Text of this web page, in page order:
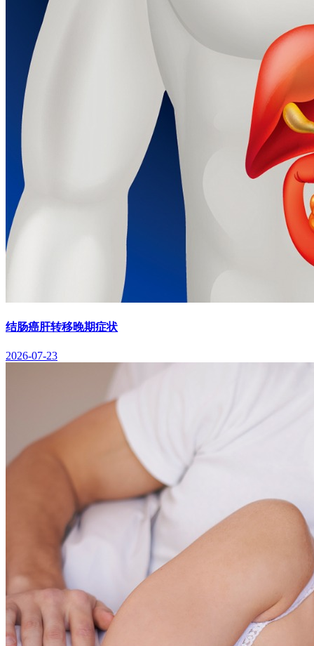
结肠癌肝转移晚期症状
2026-07-23